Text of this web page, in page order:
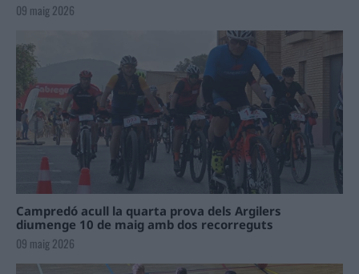
09 maig 2026
Campredó acull la quarta prova dels Argilers
diumenge 10 de maig amb dos recorreguts
09 maig 2026